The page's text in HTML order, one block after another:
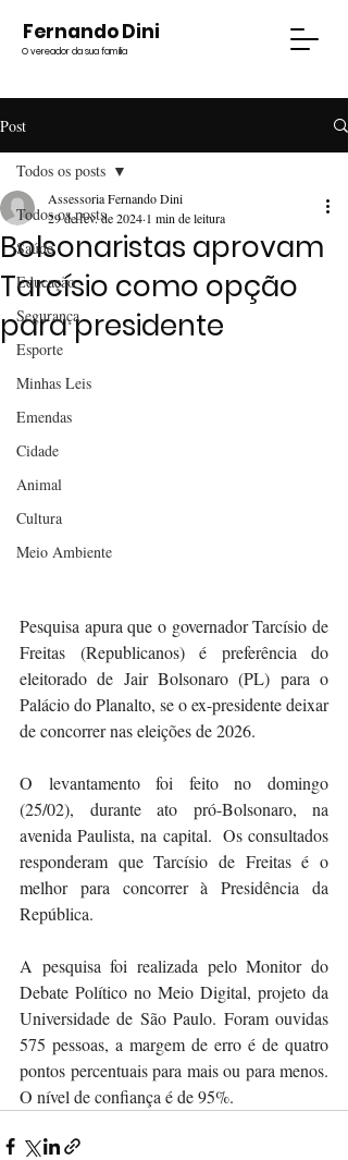
Fernando Dini
O vereador da sua família
Post
Todos os posts
Saúde
Educação
Segurança
Esporte
Minhas Leis
Emendas
Cidade
Animal
Cultura
Meio Ambiente
Todos os posts
Bolsonaristas aprovam
Tarcísio como opção
para presidente
Assessoria Fernando Dini
29 de fev. de 2024 1 min de leitura
Pesquisa apura que o governador Tarcísio de
Freitas (Republicanos) é preferência do
eleitorado de Jair Bolsonaro (PL) para o
Palácio do Planalto, se o ex-presidente deixar
de concorrer nas eleições de 2026.
O levantamento foi feito no domingo
(25/02), durante ato pró-Bolsonaro, na
avenida Paulista, na capital.  Os consultados
responderam que Tarcísio de Freitas é o
melhor para concorrer à Presidência da
República.
A pesquisa foi realizada pelo Monitor do
Debate Político no Meio Digital, projeto da
Universidade de São Paulo. Foram ouvidas
575 pessoas, a margem de erro é de quatro
pontos percentuais para mais ou para menos.
O nível de confiança é de 95%.